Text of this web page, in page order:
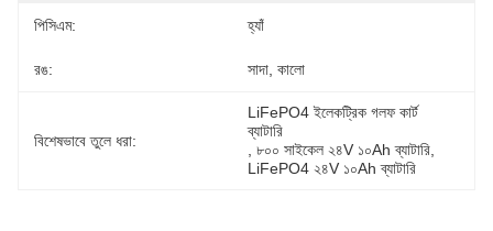
পিসিএম: হ্যাঁ
রঙ: সাদা, কালো
বিশেষভাবে তুলে ধরা:
LiFePO4 ইলেকট্রিক গলফ কার্ট
ব্যাটারি
৮০০ সাইকেল ২৪V ১০Ah ব্যাটারি
LiFePO4 ২৪V ১০Ah ব্যাটারি